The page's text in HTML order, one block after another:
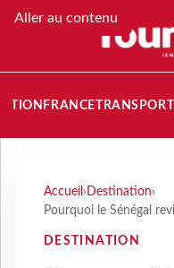
Aller au contenu
FRANCETRANSPORT
Accueil › Destination›
Pourquoi le Sénégal
DESTINATION